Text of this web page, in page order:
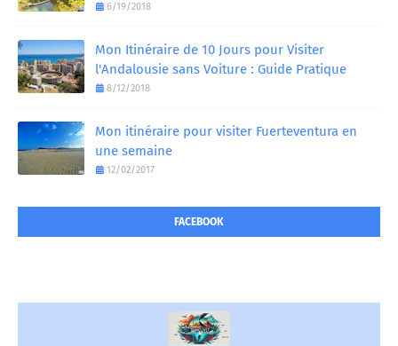
6/19/2018
Mon Itinéraire de 10 Jours pour Visiter
l'Andalousie sans Voiture : Guide Pratique
8/12/2018
Mon itinéraire pour visiter Fuerteventura en
une semaine
12/02/2017
FACEBOOK